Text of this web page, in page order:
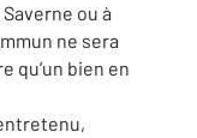
ou à
ne sera
qu’un bien en